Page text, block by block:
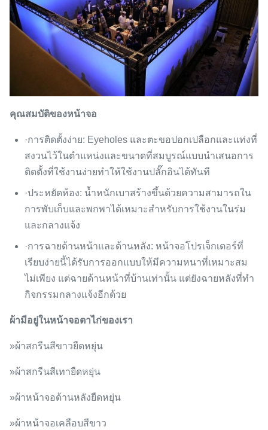
คุณสมบัติของหน้าจอ
·การติดตั้งง่าย: Eyeholes และตะขอปอกเปลือกและแท่งที่
สงวนไว้ในตำแหน่งและขนาดที่สมบูรณ์แบบนำเสนอการ
ติดตั้งที่ใช้งานง่ายทำให้ใช้งานปลั๊กอินได้ทันที
·ประหยัดห้อง: น้ำหนักเบาสร้างขึ้นด้วยความสามารถใน
การพับเก็บและพกพาได้เหมาะสำหรับการใช้งานในร่ม
และกลางแจ้ง
·การฉายด้านหน้าและด้านหลัง: หน้าจอโปรเจ็กเตอร์ที่
เรียบง่ายนี้ได้รับการออกแบบให้มีความหนาที่เหมาะสม
ไม่เพียง แต่ฉายด้านหน้าที่บ้านเท่านั้น แต่ยังฉายหลังที่ทำ
กิจกรรมกลางแจ้งอีกด้วย
ผ้ามีอยู่ในหน้าจอตาไก่ของเรา
»ผ้าสกรีนสีขาวยืดหยุ่น
»ผ้าสกรีนสีเทายืดหยุ่น
»ผ้าหน้าจอด้านหลังยืดหยุ่น
»ผ้าหน้าจอเคลือบสีขาว